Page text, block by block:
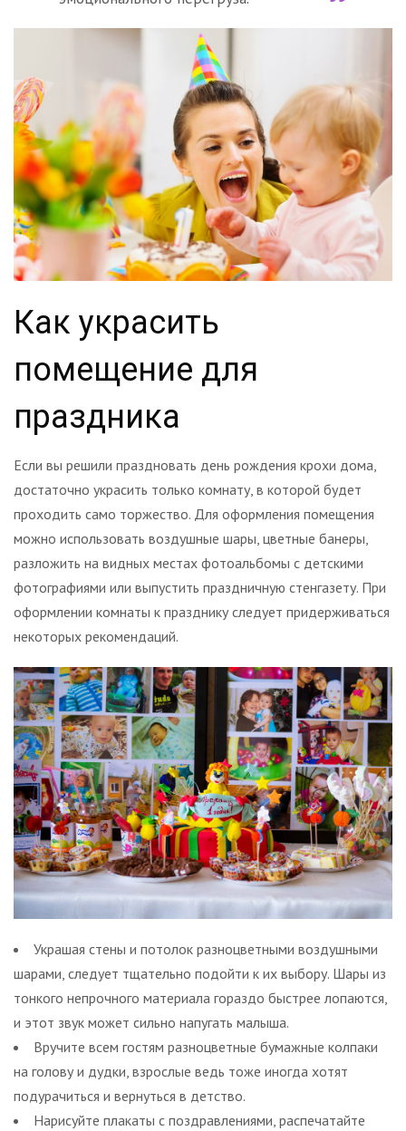
Как украсить
помещение для
праздника
Если вы решили праздновать день рождения крохи дома,
достаточно украсить только комнату, в которой будет
проходить само торжество. Для оформления помещения
можно использовать воздушные шары, цветные банеры,
разложить на видных местах фотоальбомы с детскими
фотографиями или выпустить праздничную стенгазету. При
оформлении комнаты к празднику следует придерживаться
некоторых рекомендаций.
Украшая стены и потолок разноцветными воздушными
шарами, следует тщательно подойти к их выбору. Шары из
тонкого непрочного материала гораздо быстрее лопаются,
и этот звук может сильно напугать малыша.
Вручите всем гостям разноцветные бумажные колпаки
на голову и дудки, взрослые ведь тоже иногда хотят
подурачиться и вернуться в детство.
Нарисуйте плакаты с поздравлениями, распечатайте